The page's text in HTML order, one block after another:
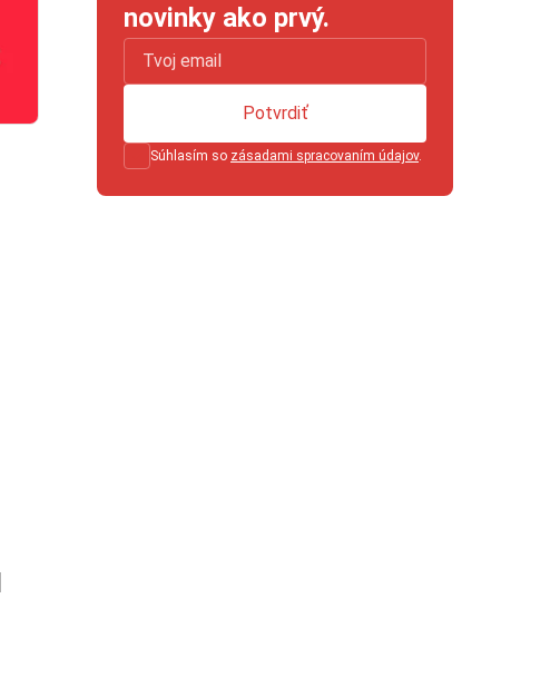
novinky ako prvý.
Súhlasím so zásadami spracovaním údajov.
Potvrdiť